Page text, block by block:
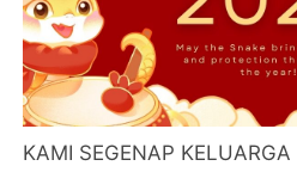
KAMI SEGENAP